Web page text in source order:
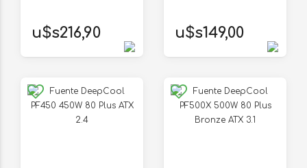
u$s216,90 u$s149,00